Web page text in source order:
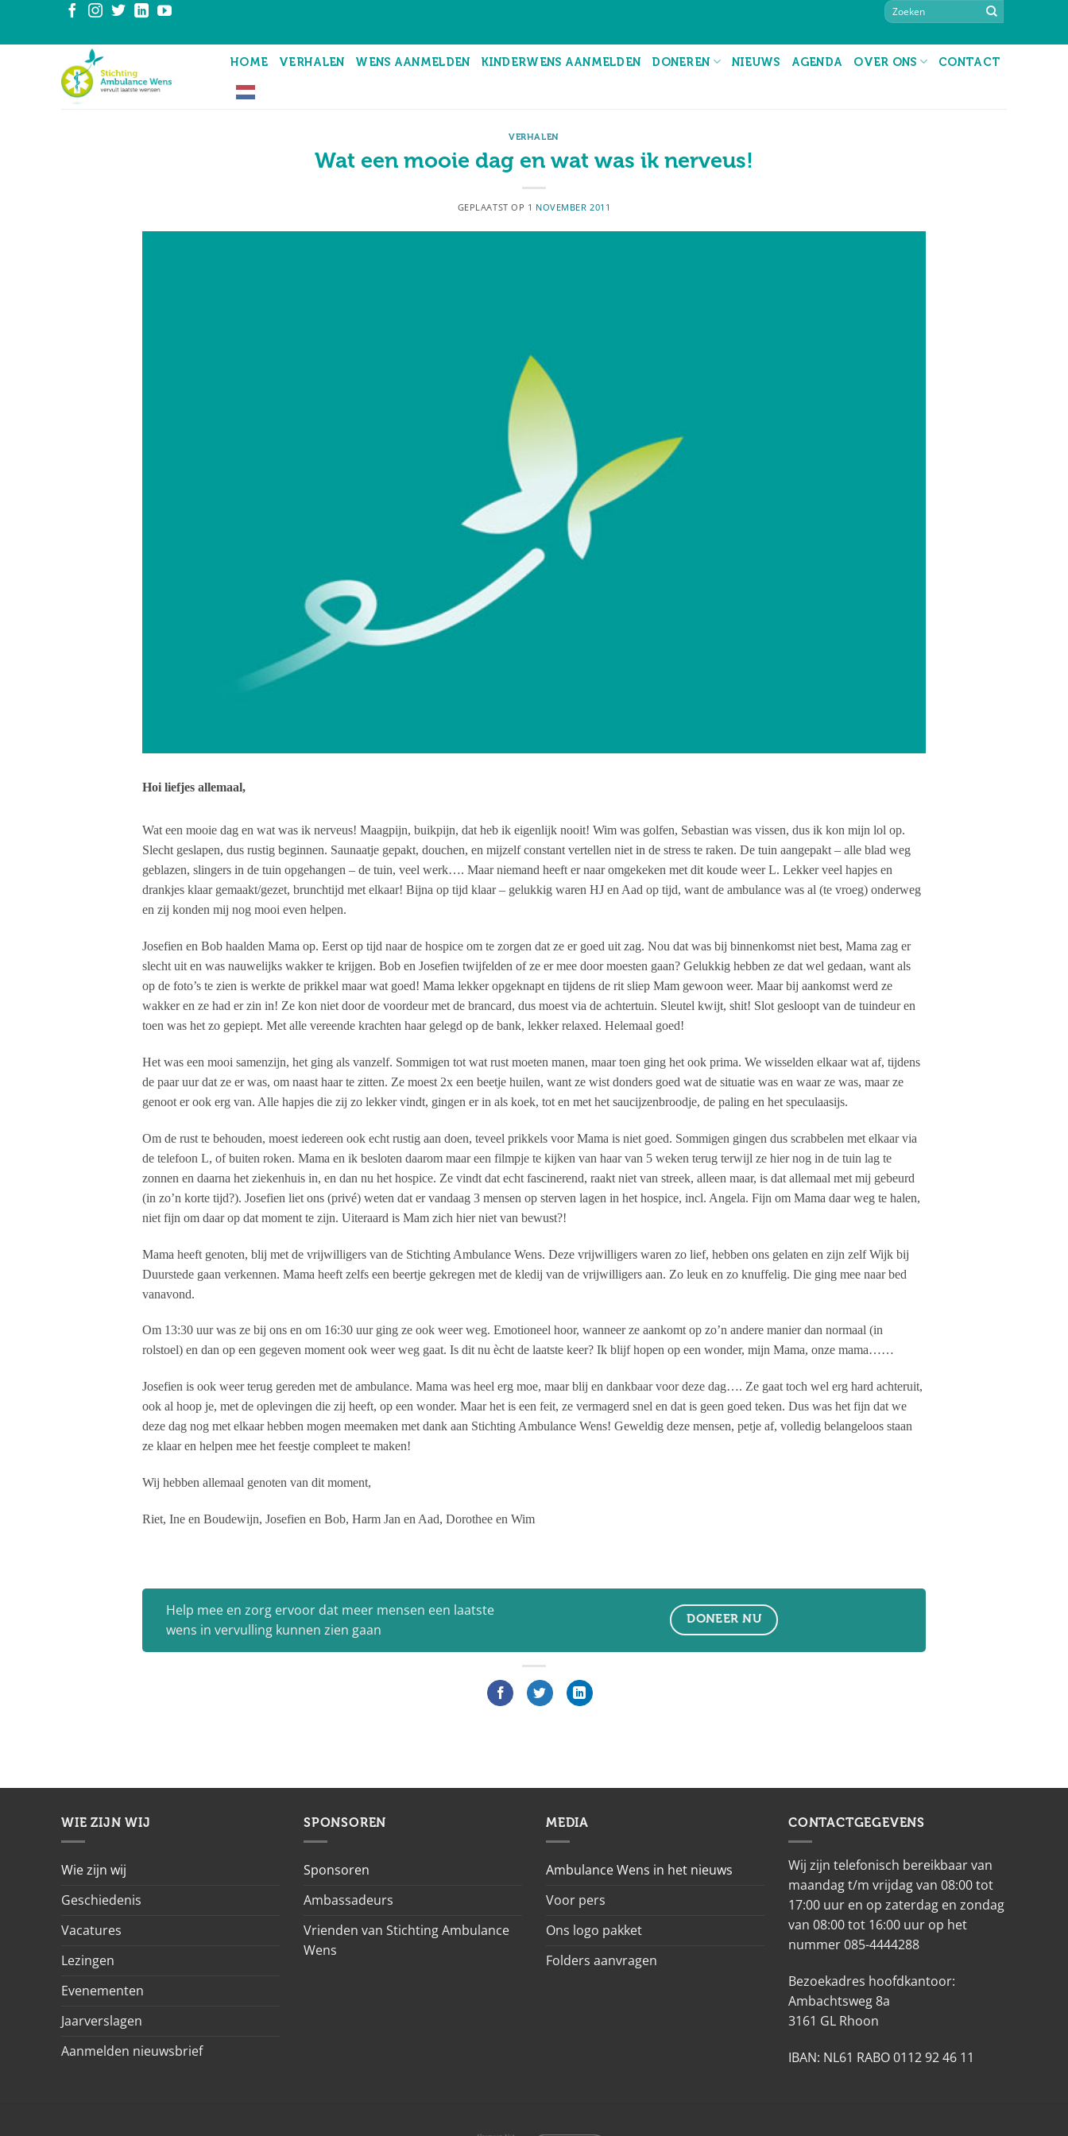
inhoud
HOME VERHALEN WENS AANMELDEN KINDERWENS AANMELDEN DONEREN NIEUWS AGENDA OVER ONS CONTACT
VERHALEN
Wat een mooie dag en wat was ik nerveus!
GEPLAATST OP 1 NOVEMBER 2011
Hoi liefjes allemaal,
Wat een mooie dag en wat was ik nerveus! Maagpijn, buikpijn, dat heb ik eigenlijk nooit! Wim was golfen, Sebastian was vissen, dus ik kon mijn lol op.
Slecht geslapen, dus rustig beginnen. Saunaatje gepakt, douchen, en mijzelf constant vertellen niet in de stress te raken. De tuin aangepakt – alle blad weg
geblazen, slingers in de tuin opgehangen – de tuin, veel werk…. Maar niemand heeft er naar omgekeken met dit koude weer L. Lekker veel hapjes en
drankjes klaar gemaakt/gezet, brunchtijd met elkaar! Bijna op tijd klaar – gelukkig waren HJ en Aad op tijd, want de ambulance was al (te vroeg) onderweg
en zij konden mij nog mooi even helpen.
Josefien en Bob haalden Mama op. Eerst op tijd naar de hospice om te zorgen dat ze er goed uit zag. Nou dat was bij binnenkomst niet best, Mama zag er
slecht uit en was nauwelijks wakker te krijgen. Bob en Josefien twijfelden of ze er mee door moesten gaan? Gelukkig hebben ze dat wel gedaan, want als
op de foto’s te zien is werkte de prikkel maar wat goed! Mama lekker opgeknapt en tijdens de rit sliep Mam gewoon weer. Maar bij aankomst werd ze
wakker en ze had er zin in! Ze kon niet door de voordeur met de brancard, dus moest via de achtertuin. Sleutel kwijt, shit! Slot gesloopt van de tuindeur en
toen was het zo gepiept. Met alle vereende krachten haar gelegd op de bank, lekker relaxed. Helemaal goed!
Het was een mooi samenzijn, het ging als vanzelf. Sommigen tot wat rust moeten manen, maar toen ging het ook prima. We wisselden elkaar wat af, tijdens
de paar uur dat ze er was, om naast haar te zitten. Ze moest 2x een beetje huilen, want ze wist donders goed wat de situatie was en waar ze was, maar ze
genoot er ook erg van. Alle hapjes die zij zo lekker vindt, gingen er in als koek, tot en met het saucijzenbroodje, de paling en het speculaasijs.
Om de rust te behouden, moest iedereen ook echt rustig aan doen, teveel prikkels voor Mama is niet goed. Sommigen gingen dus scrabbelen met elkaar via
de telefoon L, of buiten roken. Mama en ik besloten daarom maar een filmpje te kijken van haar van 5 weken terug terwijl ze hier nog in de tuin lag te
zonnen en daarna het ziekenhuis in, en dan nu het hospice. Ze vindt dat echt fascinerend, raakt niet van streek, alleen maar, is dat allemaal met mij gebeurd
(in zo’n korte tijd?). Josefien liet ons (privé) weten dat er vandaag 3 mensen op sterven lagen in het hospice, incl. Angela. Fijn om Mama daar weg te halen,
niet fijn om daar op dat moment te zijn. Uiteraard is Mam zich hier niet van bewust?!
Mama heeft genoten, blij met de vrijwilligers van de Stichting Ambulance Wens. Deze vrijwilligers waren zo lief, hebben ons gelaten en zijn zelf Wijk bij
Duurstede gaan verkennen. Mama heeft zelfs een beertje gekregen met de kledij van de vrijwilligers aan. Zo leuk en zo knuffelig. Die ging mee naar bed
vanavond.
Om 13:30 uur was ze bij ons en om 16:30 uur ging ze ook weer weg. Emotioneel hoor, wanneer ze aankomt op zo’n andere manier dan normaal (in
rolstoel) en dan op een gegeven moment ook weer weg gaat. Is dit nu ècht de laatste keer? Ik blijf hopen op een wonder, mijn Mama, onze mama……
Josefien is ook weer terug gereden met de ambulance. Mama was heel erg moe, maar blij en dankbaar voor deze dag…. Ze gaat toch wel erg hard achteruit,
ook al hoop je, met de oplevingen die zij heeft, op een wonder. Maar het is een feit, ze vermagerd snel en dat is geen goed teken. Dus was het fijn dat we
deze dag nog met elkaar hebben mogen meemaken met dank aan Stichting Ambulance Wens! Geweldig deze mensen, petje af, volledig belangeloos staan
ze klaar en helpen mee het feestje compleet te maken!
Wij hebben allemaal genoten van dit moment,
Riet, Ine en Boudewijn, Josefien en Bob, Harm Jan en Aad, Dorothee en Wim
Help mee en zorg ervoor dat meer mensen een laatste
wens in vervulling kunnen zien gaan
DONEER NU
WIE ZIJN WIJ
Wie zijn wij
Geschiedenis
Vacatures
Lezingen
Evenementen
Jaarverslagen
Aanmelden nieuwsbrief
SPONSOREN
Sponsoren
Ambassadeurs
Vrienden van Stichting Ambulance
Wens
MEDIA
Ambulance Wens in het nieuws
Voor pers
Ons logo pakket
Folders aanvragen
CONTACTGEGEVENS
Wij zijn telefonisch bereikbaar van
maandag t/m vrijdag van 08:00 tot
17:00 uur en op zaterdag en zondag
van 08:00 tot 16:00 uur op het
nummer 085-4444288
Bezoekadres hoofdkantoor:
Ambachtsweg 8a
3161 GL Rhoon
IBAN: NL61 RABO 0112 92 46 11